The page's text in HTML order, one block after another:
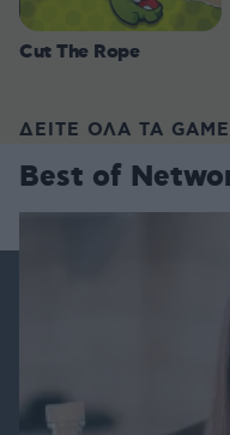
Cut The Rope
ΔΕΙΤΕ ΟΛΑ ΤΑ
Best of